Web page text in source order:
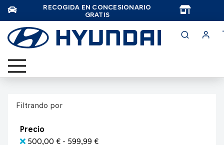
RECOGIDA EN CONCESIONARIO
GRATIS
Filtrando por
Precio
500,00 € - 599,99 €